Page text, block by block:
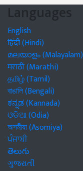
Languages
English
हिंदी (Hindi)
മലയാളം (Malayalam)
मराठी (Marathi)
தமிழ் (Tamil)
বাঙালি (Bengali)
ಕನ್ನಡ (Kannada)
ଓଡିଆ (Odia)
অসমীয়া (Asomiya)
ਪੰਜਾਬੀ
తెలుగు
ગુજરાતી